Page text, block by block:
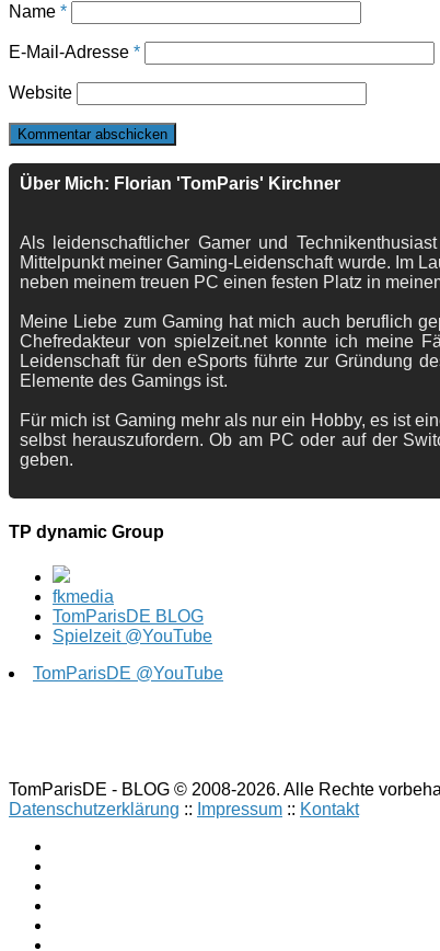
Name *
E-Mail-Adresse *
Website
Über Mich: Florian 'TomParis' Kirchner
Als leidenschaftlicher Gamer und
Mittelpunkt meiner Gaming-Leidenschaft wurde. Im
neben meinem treuen PC einen festen Platz in
Meine Liebe zum Gaming hat mich auch beruflich
Chefredakteur von spielzeit.net konnte ich meine
Leidenschaft für den eSports führte zur Gründung
Elemente des Gamings ist.
Für mich ist Gaming mehr als nur ein Hobby, es ist
selbst herauszufordern. Ob am PC oder auf der
geben.
TP dynamic Group
fkmedia
TomParisDE BLOG
Spielzeit @YouTube
TomParisDE @YouTube
TomParisDE - BLOG © 2008-2026. Alle Rechte
Datenschutzerklärung :: Impressum :: Kontakt